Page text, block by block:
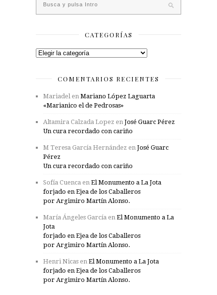
CATEGORÍAS
Categorías
COMENTARIOS RECIENTES
Mariadel en Mariano López Laguarta
«Marianico el de Pedrosas»
Altamira Calzada Lopez en José Guarc Pérez
Un cura recordado con cariño
M Teresa García Hernández en José Guarc
Pérez
Un cura recordado con cariño
Sofía Cuenca en El Monumento a La Jota
forjado en Ejea de los Caballeros
por Argimiro Martín Alonso.
María Ángeles García en El Monumento a La
Jota
forjado en Ejea de los Caballeros
por Argimiro Martín Alonso.
Henri Nicas en El Monumento a La Jota
forjado en Ejea de los Caballeros
por Argimiro Martín Alonso.